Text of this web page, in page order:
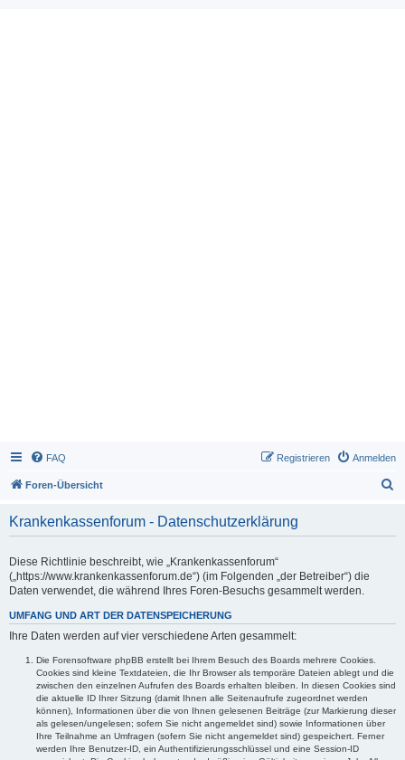
FAQ Anmelden
Registrieren
Foren-Übersicht
Krankenkassenforum - Datenschutzerklärung
Diese Richtlinie beschreibt, wie „Krankenkassenforum“
(„https://www.krankenkassenforum.de“) (im Folgenden „der Betreiber“) die
Daten verwendet, die während Ihres Foren-Besuchs gesammelt werden.
UMFANG UND ART DER DATENSPEICHERUNG
Ihre Daten werden auf vier verschiedene Arten gesammelt:
Die Forensoftware phpBB erstellt bei Ihrem Besuch des Boards mehrere Cookies.
Cookies sind kleine Textdateien, die Ihr Browser als temporäre Dateien ablegt und die
zwischen den einzelnen Aufrufen des Boards erhalten bleiben. In diesen Cookies sind
die aktuelle ID Ihrer Sitzung (damit Ihnen alle Seitenaufrufe zugeordnet werden
können), Informationen über die von Ihnen gelesenen Beiträge (zur Markierung dieser
als gelesen/ungelesen; sofern Sie nicht angemeldet sind) sowie Informationen über
Ihre Teilnahme an Umfragen (sofern Sie nicht angemeldet sind) gespeichert. Ferner
werden Ihre Benutzer-ID, ein Authentifizierungsschlüssel und eine Session-ID